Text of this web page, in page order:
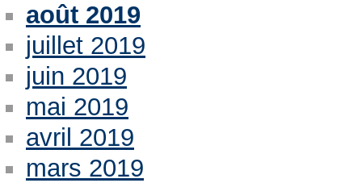
août 2019
juillet 2019
juin 2019
mai 2019
avril 2019
mars 2019